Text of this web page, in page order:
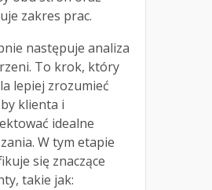
zakres prac.
następuje analiza
To krok, który
lepiej zrozumieć
klienta i
idealne
W tym etapie
się znaczące
takie jak: